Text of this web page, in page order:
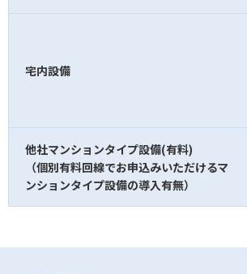
宅内設備
他社マンションタイプ設備(有料)
（個別有料回線でお申込みいただけるマ
ンションタイプ設備の導入有無）